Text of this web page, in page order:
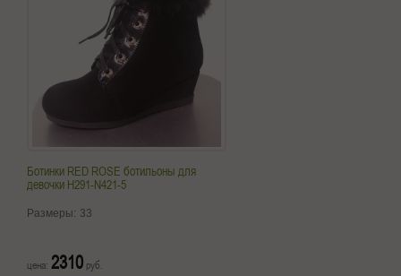
Ботинки RED ROSE ботильоны для
девочки H291-N421-5
Размеры: 33
цена: 2310 руб.